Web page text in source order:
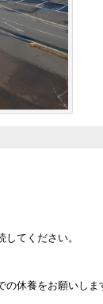
てください。
休養をお願いしま